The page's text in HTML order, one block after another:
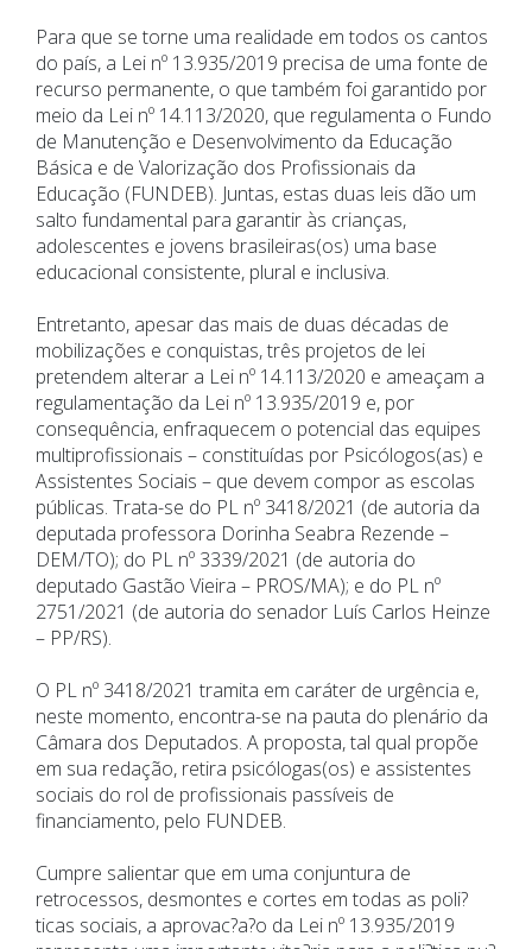
Para que se torne uma realidade em todos os cantos
do país, a Lei nº 13.935/2019 precisa de uma fonte de
recurso permanente, o que também foi garantido por
meio da Lei nº 14.113/2020, que regulamenta o Fundo
de Manutenção e Desenvolvimento da Educação
Básica e de Valorização dos Profissionais da
Educação (FUNDEB). Juntas, estas duas leis dão um
salto fundamental para garantir às crianças,
adolescentes e jovens brasileiras(os) uma base
educacional consistente, plural e inclusiva.
Entretanto, apesar das mais de duas décadas de
mobilizações e conquistas, três projetos de lei
pretendem alterar a Lei nº 14.113/2020 e ameaçam a
regulamentação da Lei nº 13.935/2019 e, por
consequência, enfraquecem o potencial das equipes
multiprofissionais – constituídas por Psicólogos(as) e
Assistentes Sociais – que devem compor as escolas
públicas. Trata-se do PL nº 3418/2021 (de autoria da
deputada professora Dorinha Seabra Rezende –
DEM/TO); do PL nº 3339/2021 (de autoria do
deputado Gastão Vieira – PROS/MA); e do PL nº
2751/2021 (de autoria do senador Luís Carlos Heinze
– PP/RS).
O PL nº 3418/2021 tramita em caráter de urgência e,
neste momento, encontra-se na pauta do plenário da
Câmara dos Deputados. A proposta, tal qual propõe
em sua redação, retira psicólogas(os) e assistentes
sociais do rol de profissionais passíveis de
financiamento, pelo FUNDEB.
Cumpre salientar que em uma conjuntura de
retrocessos, desmontes e cortes em todas as poli?
ticas sociais, a aprovac?a?o da Lei nº 13.935/2019